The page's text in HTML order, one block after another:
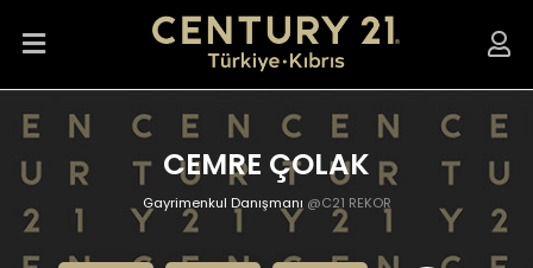
CEMRE ÇOLAK
Gayrimenkul Danışmanı @C21 REKOR